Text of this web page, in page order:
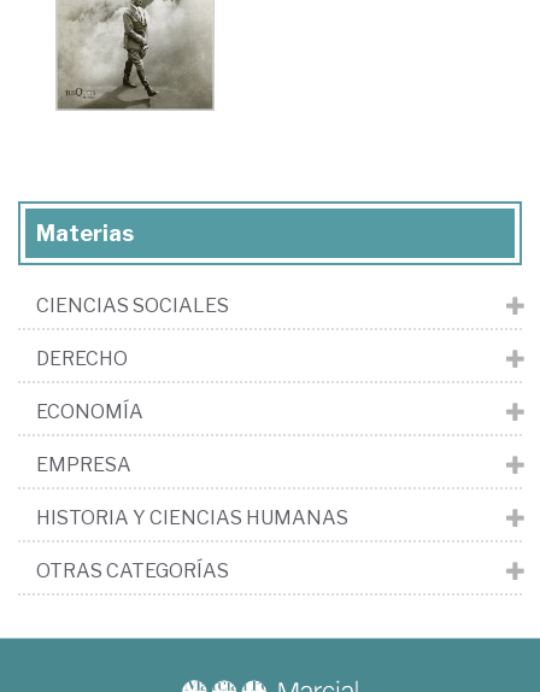
Materias
CIENCIAS SOCIALES
DERECHO
ECONOMÍA
EMPRESA
HISTORIA Y CIENCIAS HUMANAS
OTRAS CATEGORÍAS